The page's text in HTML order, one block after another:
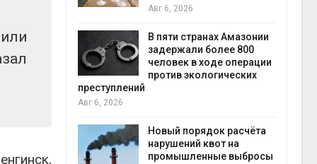
воду
в
Авг 6, 2026
В пяти странах Амазонии
задержали более 800
человек в ходе операции
против экологических
преступлений
Авг 6, 2026
Новый порядок расчёта
нарушений квот на
промышленные выбросы